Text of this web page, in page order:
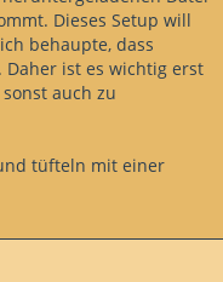
Dieses Setup will
behaupte, dass
Daher ist es wichtig erst
auch zu
tüfteln mit einer